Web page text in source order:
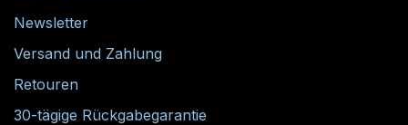
Newsletter
Versand und Zahlung
Retouren
30-tägige Rückgabegarantie